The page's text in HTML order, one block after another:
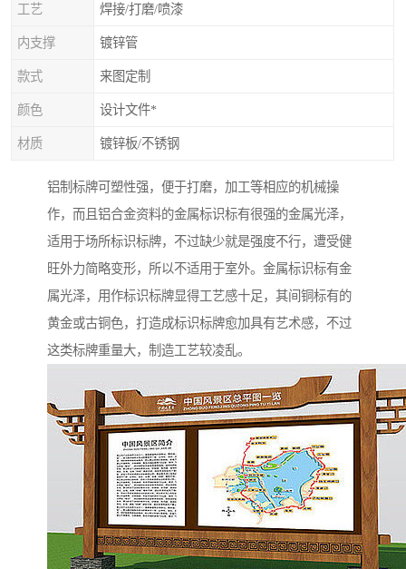
工艺 焊接/打磨/喷漆
内支撑 镀锌管
款式 来图定制
颜色 设计文件*
材质 镀锌板/不锈钢
铝制标牌可塑性强，便于打磨，加工等相应的机械操
作，而且铝合金资料的金属标识标有很强的金属光泽，
适用于场所标识标牌，不过缺少就是强度不行，遭受健
旺外力简略变形，所以不适用于室外。金属标识标有金
属光泽，用作标识标牌显得工艺感十足，其间铜标有的
黄金或古铜色，打造成标识标牌愈加具有艺术感，不过
这类标牌重量大，制造工艺较凌乱。